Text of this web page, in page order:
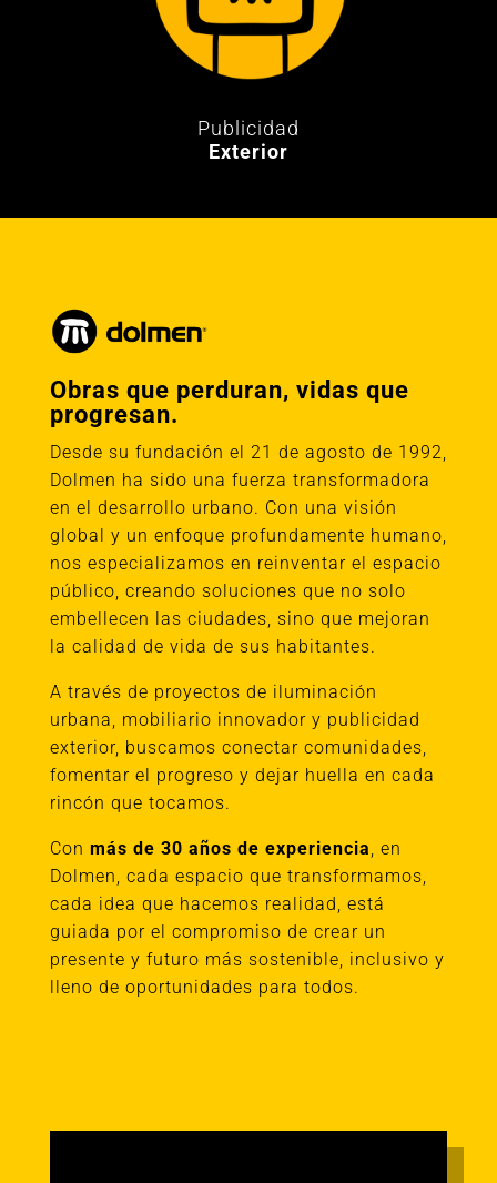
Publicidad
Exterior
Obras que perduran, vidas que
progresan.
Desde su fundación el 21 de agosto de 1992,
Dolmen ha sido una fuerza transformadora
en el desarrollo urbano. Con una visión
global y un enfoque profundamente humano,
nos especializamos en reinventar el espacio
público, creando soluciones que no solo
embellecen las ciudades, sino que mejoran
la calidad de vida de sus habitantes.
A través de proyectos de iluminación
urbana, mobiliario innovador y publicidad
exterior, buscamos conectar comunidades,
fomentar el progreso y dejar huella en cada
rincón que tocamos.
Con más de 30 años de experiencia, en
Dolmen, cada espacio que transformamos,
cada idea que hacemos realidad, está
guiada por el compromiso de crear un
presente y futuro más sostenible, inclusivo y
lleno de oportunidades para todos.